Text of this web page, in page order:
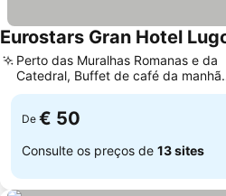
Eurostars Gran Hotel
Perto das Muralhas Romanas e da
Catedral, Buffet de café da manhã
amplo e variado
De € 50
Consulte os preços de 13 sites